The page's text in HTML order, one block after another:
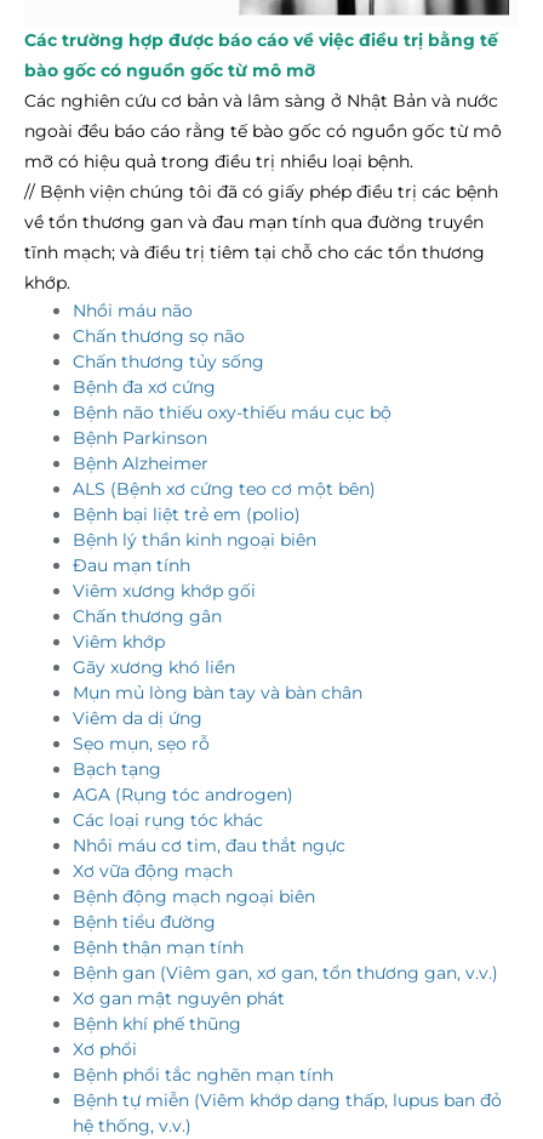
Các trường hợp được báo cáo về việc điều trị bằng tế
bào gốc có nguồn gốc từ mô mỡ
Các nghiên cứu cơ bản và lâm sàng ở Nhật Bản và nước
ngoài đều báo cáo rằng tế bào gốc có nguồn gốc từ mô
mỡ có hiệu quả trong điều trị nhiều loại bệnh.
// Bệnh viện chúng tôi đã có giấy phép điều trị các bệnh
về tổn thương gan và đau mạn tính qua đường truyền
tĩnh mạch; và điều trị tiêm tại chỗ cho các tổn thương
khớp.
Nhồi máu não
Chấn thương sọ não
Chấn thương tủy sống
Bệnh đa xơ cứng
Bệnh não thiếu oxy-thiếu máu cục bộ
Bệnh Parkinson
Bệnh Alzheimer
ALS (Bệnh xơ cứng teo cơ một bên)
Bệnh bại liệt trẻ em (polio)
Bệnh lý thần kinh ngoại biên
Đau mạn tính
Viêm xương khớp gối
Chấn thương gân
Viêm khớp
Gãy xương khó liền
Mụn mủ lòng bàn tay và bàn chân
Viêm da dị ứng
Sẹo mụn, sẹo rỗ
Bạch tạng
AGA (Rụng tóc androgen)
Các loại rụng tóc khác
Nhồi máu cơ tim, đau thắt ngực
Xơ vữa động mạch
Bệnh động mạch ngoại biên
Bệnh tiểu đường
Bệnh thận mạn tính
Bệnh gan (Viêm gan, xơ gan, tổn thương gan, v.v.)
Xơ gan mật nguyên phát
Bệnh khí phế thũng
Xơ phổi
Bệnh phổi tắc nghẽn mạn tính
Bệnh tự miễn (Viêm khớp dạng thấp, lupus ban đỏ
hệ thống, v.v.)